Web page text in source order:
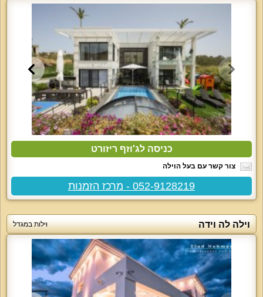
כניסה לג'וזף ריזורט
צור קשר עם בעל הוילה
052-9128219 - מרכז הזמנות
וילה לה וידה וילות במגדל